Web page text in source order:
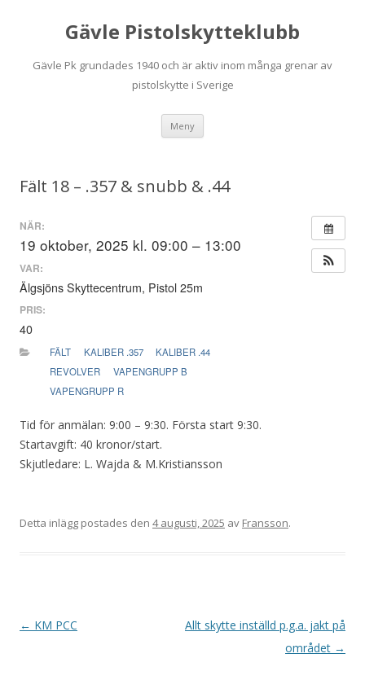
Gävle Pistolskytteklubb
Gävle Pk grundades 1940 och är aktiv inom många grenar av
pistolskytte i Sverige
Meny
Fält 18 – .357 & snubb & .44
NÄR:
19 oktober, 2025 kl. 09:00 – 13:00
VAR:
Älgsjöns Skyttecentrum, Pistol 25m
PRIS:
40
FÄLT KALIBER .357
KALIBER .44
REVOLVER
VAPENGRUPP B
VAPENGRUPP R
Tid för anmälan: 9:00 – 9:30. Första start 9:30.
Startavgift: 40 kronor/start.
Skjutledare: L. Wajda & M.Kristiansson
Detta inlägg postades den 4 augusti, 2025 av Fransson.
I← KM PCC
Allt skytte inställd p.g.a. jakt på
området →